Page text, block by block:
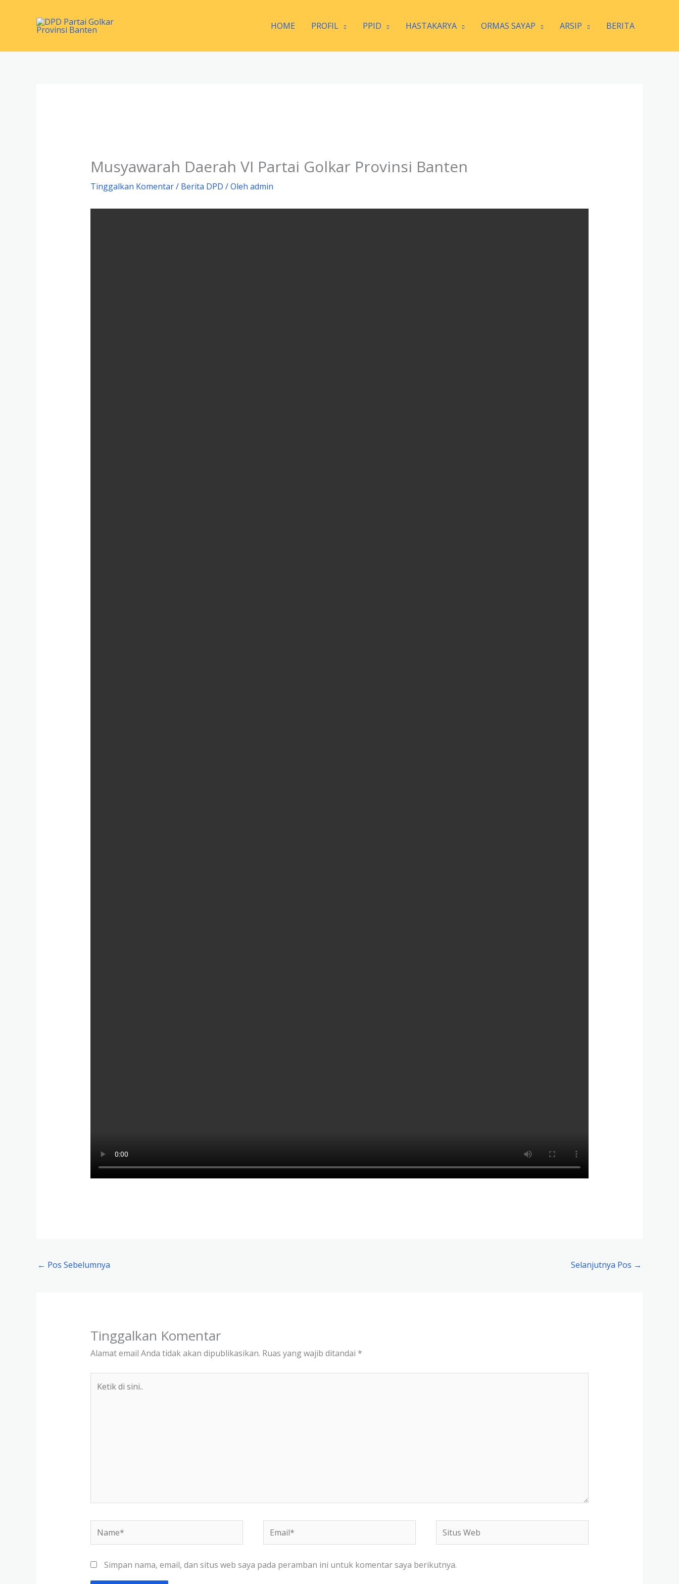
HOME PROFIL PPID HASTAKARYA ORMAS SAYAP ARSIP BERITA
Musyawarah Daerah VI Partai Golkar Provinsi Banten
Tinggalkan Komentar/ Berita DPD / Oleh admin
← Pos Sebelumnya Selanjutnya Pos →
Tinggalkan Komentar
Alamat email Anda tidak akan dipublikasikan. Ruas yang wajib ditandai *
Name* Email*
Situs
Web
Simpan nama, email, dan situs web saya pada peramban ini untuk komentar saya berikutnya.